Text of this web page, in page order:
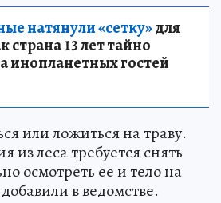
натянули «сетку»для
13 лет тайно
инопланетных гостей
или ложиться на траву.
из леса требуется снять
осмотреть ее и тело на
в ведомстве.